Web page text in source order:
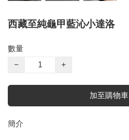
西藏至純龜甲藍沁小達洛
數量
−
+
加至購物車
簡介